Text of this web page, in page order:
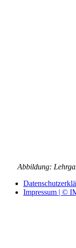
Abbildung:
Impressum | ©